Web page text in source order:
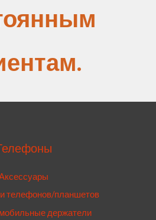
телефонов/планшетов
держатели